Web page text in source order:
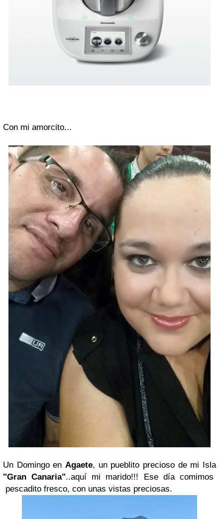
Con mi amorcito...
Un Domingo en Agaete, un pueblito precioso de mi Isla
"Gran Canaria"..aquí mi marido!!! Ese día comimos
pescadito fresco, con unas vistas preciosas.